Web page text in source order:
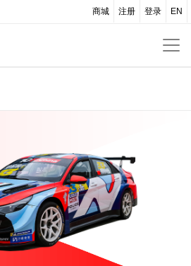
EN
登录
注册
商城